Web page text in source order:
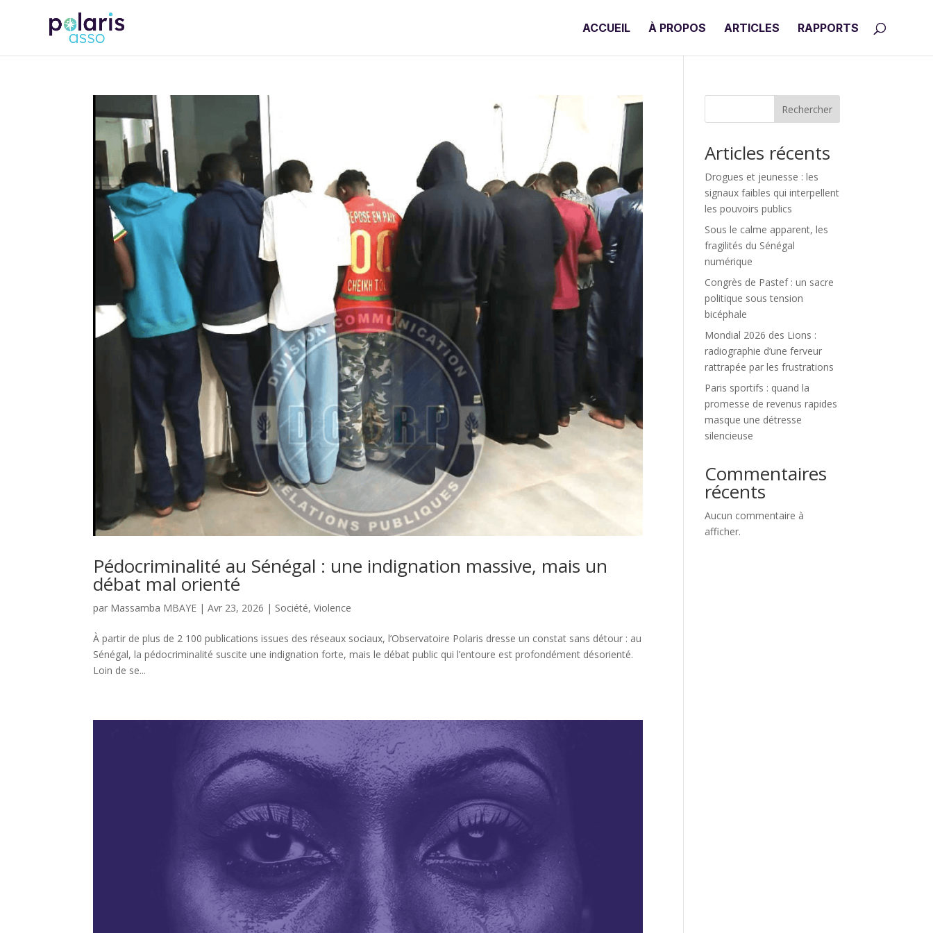
ACCUEIL À PROPOS ARTICLES RAPPORTS
Pédocriminalité au Sénégal : une indignation massive, mais un
débat mal orienté
par Massamba MBAYE |Avr 23, 2026 | Société,Violence
À partir de plus de 2 100 publications issues des réseaux sociaux, l’Observatoire Polaris dresse un constat sans détour : au
Sénégal, la pédocriminalité suscite une indignation forte, mais le débat public qui l’entoure est profondément désorienté.
Loin de se...
Rechercher
Articles récents
Drogues et jeunesse : les
signaux faibles qui interpellent
les pouvoirs publics
Sous le calme apparent, les
fragilités du Sénégal
numérique
Congrès de Pastef : un sacre
politique sous tension
bicéphale
Mondial 2026 des Lions :
radiographie d’une ferveur
rattrapée par les frustrations
Paris sportifs : quand la
promesse de revenus rapides
masque une détresse
silencieuse
Commentaires
récents
Aucun commentaire à
afficher.